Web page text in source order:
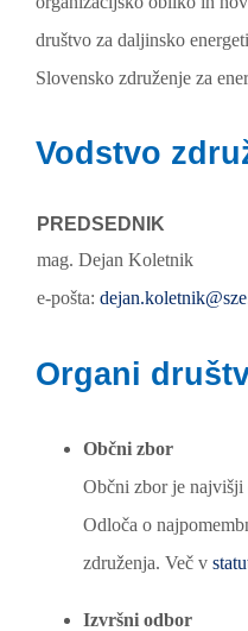
društvo za daljinsko
Slovensko združenje za
Vodstvo
PREDSEDNIK
mag. Dejan Koletnik
e-pošta:
Organi
Občni zbor
Občni zbor je najvišji
Odloča o
združenja. Več v
Izvršni odbor